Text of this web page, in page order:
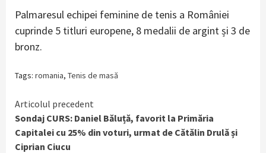
Palmaresul echipei feminine de tenis a României
cuprinde 5 titluri europene, 8 medalii de argint și 3 de
bronz.
Tags: romania, Tenis de masă
Continue
Reading
Articolul precedent
Sondaj CURS: Daniel Băluță, favorit la Primăria
Capitalei cu 25% din voturi, urmat de Cătălin Drulă și
Ciprian Ciucu